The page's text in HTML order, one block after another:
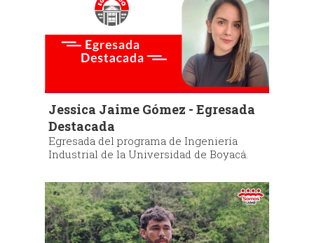
Jessica Jaime Gómez - Egresada
Destacada
Egresada del programa de Ingeniería
Industrial de la Universidad de Boyacá.